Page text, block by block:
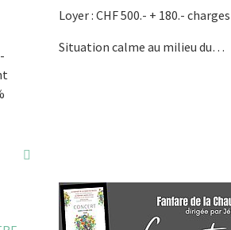
Loyer : CHF 500.- + 180.- charges
Situation calme au milieu du…